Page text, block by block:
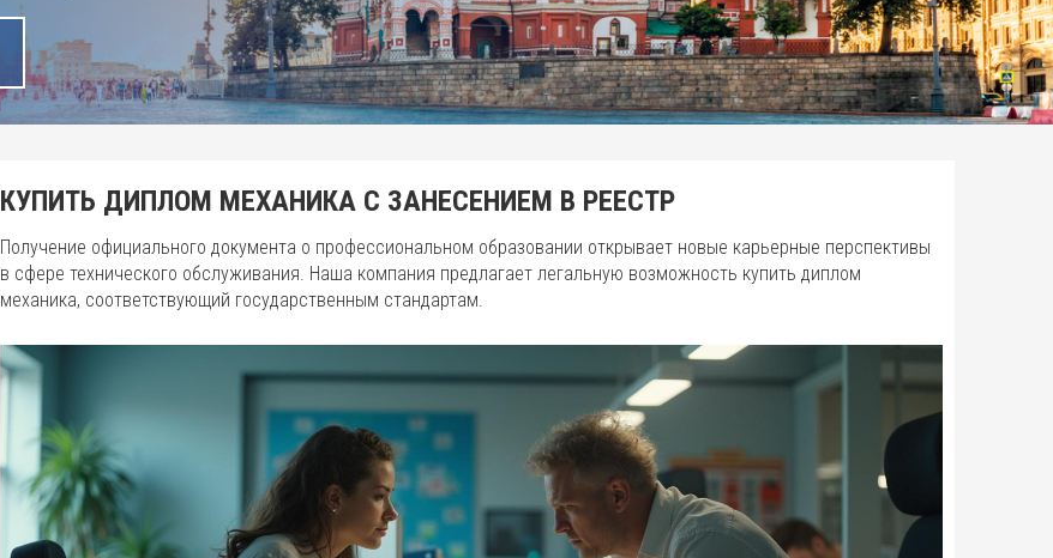
КУПИТЬ ДИПЛОМ МЕХАНИКА С ЗАНЕСЕНИЕМ В РЕЕСТР
Получение официального документа о профессиональном образовании открывает новые карьерные перспективы
в сфере технического обслуживания. Наша компания предлагает легальную возможность купить диплом
механика, соответствующий государственным стандартам.